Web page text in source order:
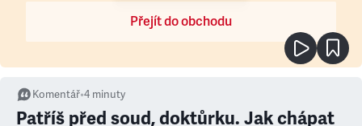
Přejít do obchodu
Komentář•4 minuty
Patříš před soud, doktůrku. Jak chápat